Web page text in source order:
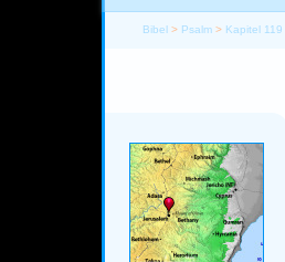
Bibel > Psalm > Kapitel 119